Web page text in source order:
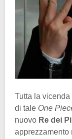
Tutta la
di tale One
nuovo Re dei
apprezzamento